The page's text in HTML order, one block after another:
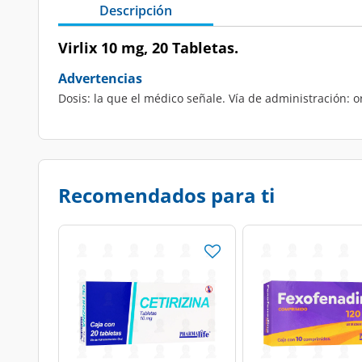
Descripción
Virlix 10 mg, 20 Tabletas.
Advertencias
Dosis: la que el médico señale. Vía de administración:
Recomendados para ti